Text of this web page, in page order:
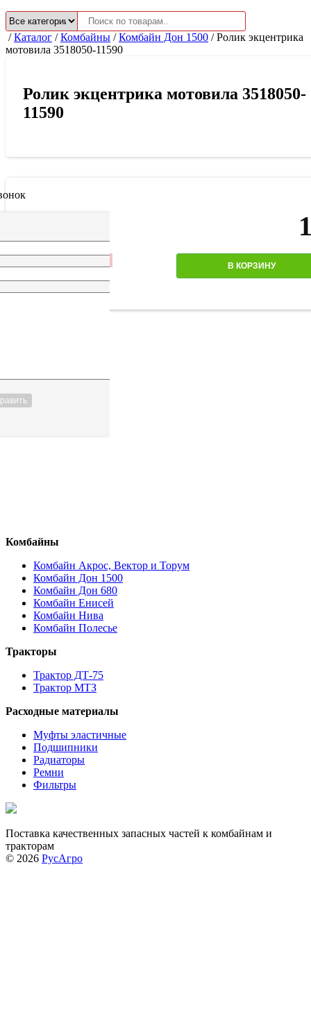
/Каталог /Комбайны /Комбайн Дон 1500 /Ролик экцентрика
мотовила 3518050-11590
Ролик экцентрика мотовила 3518050-
11590
Количество
В КОРЗИНУ
Комбайны
Комбайн Акрос, Вектор и Торум
Комбайн Дон 1500
Комбайн Дон 680
Комбайн Енисей
Комбайн Нива
Комбайн Полесье
Тракторы
Трактор ДТ-75
Трактор МТЗ
Расходные материалы
Муфты эластичные
Подшипники
Радиаторы
Ремни
Фильтры
Поставка качественных запасных частей к комбайнам и
тракторам
© 2026 РусАгро